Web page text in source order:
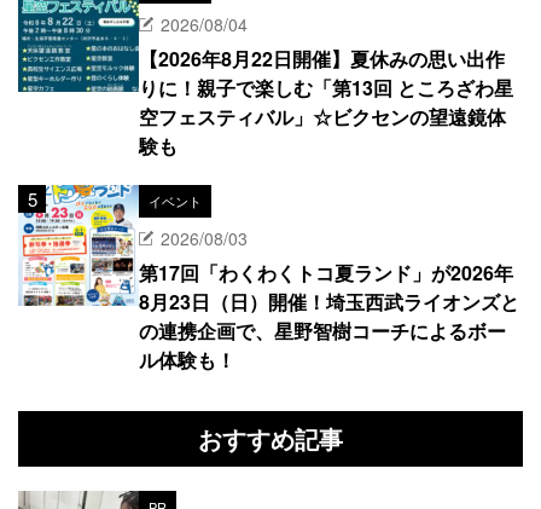
2026/08/04
【2026年8月22日開催】夏休みの思い出作
りに！親子で楽しむ「第13回 ところざわ星
空フェスティバル」☆ビクセンの望遠鏡体
験も
イベント
2026/08/03
第17回「わくわくトコ夏ランド」が2026年
8月23日（日）開催！埼玉西武ライオンズと
の連携企画で、星野智樹コーチによるボー
ル体験も！
おすすめ記事